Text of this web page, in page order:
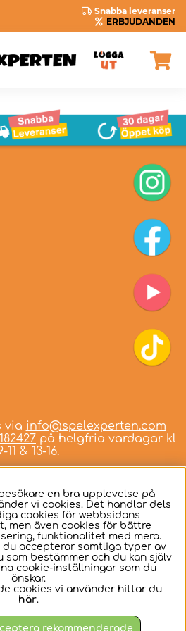
Snabba leveranser
ERBJUDANDEN
via info@spelexperten.com
på helgfria vardagar kl
11 & 13-16.
en bra upplevelse på
vi cookies. Det handlar dels
cookies för webbsidans
men även cookies för bättre
funktionalitet med mera.
du accepterar samtliga typer av
som bestämmer och du kan själv
cookie-inställningar som du
önskar.
cookies vi använder hittar du
här.
rekommenderade